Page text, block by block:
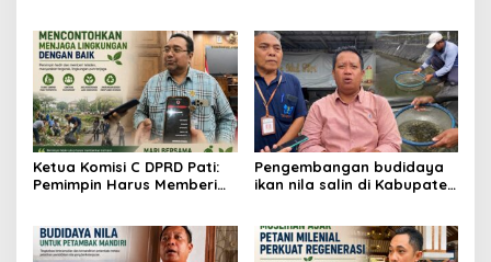
Ketua Komisi C DPRD Pati:
Pemimpin Harus Memberi
Pengembangan budidaya
ikan nila salin di Kabupaten